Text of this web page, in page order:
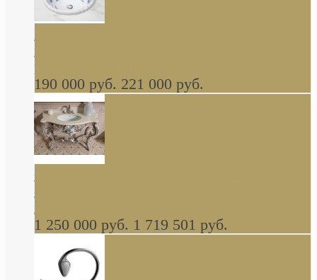
Decorated Bathroom раковина овальная
встраиваемая для ванной с рисунком синяя
роза В НАЛИЧИИ
190 000 руб. 221 000 руб.
стиле барокко, из массива дерева, светло
коричневый матовый окрас + серебро
1 250 000 руб. 1 719 501 руб.